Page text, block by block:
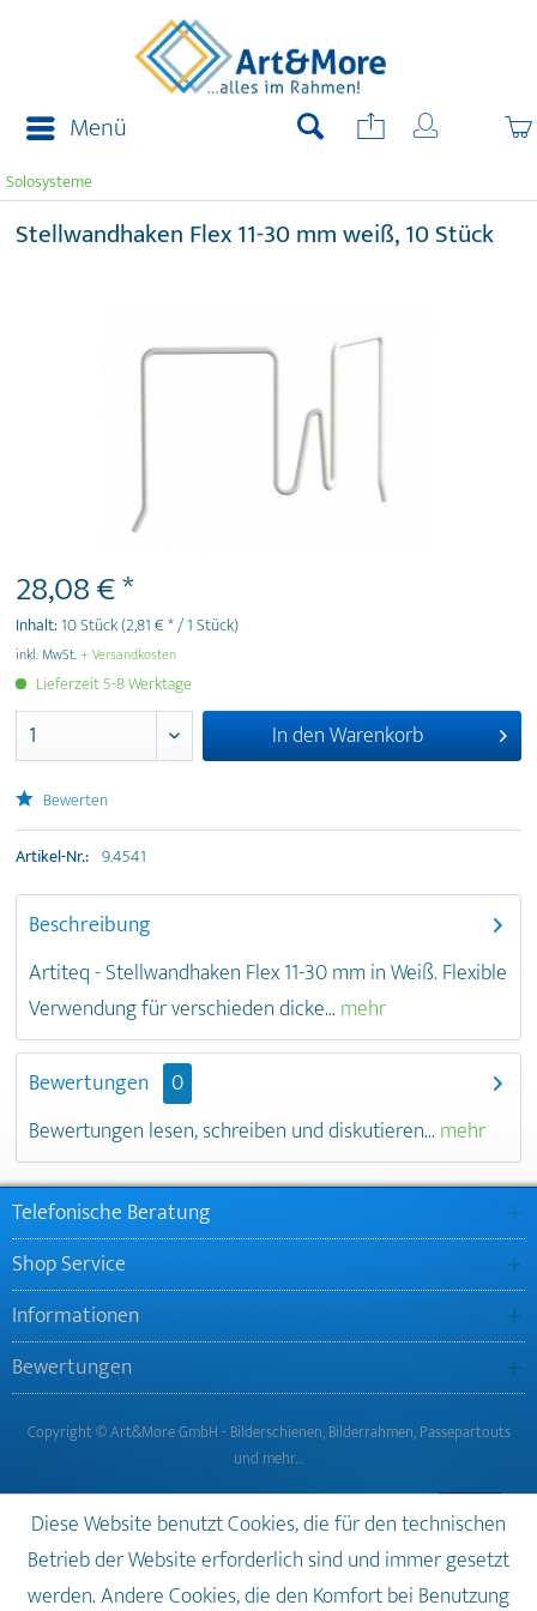
Menü
Solosysteme
Stellwandhaken Flex 11-30 mm weiß, 10 Stück
28,08 € *
Inhalt:10 Stück(2,81 € * / 1 Stück)
inkl. MwSt.+ Versandkosten
Lieferzeit 5-8 Werktage
In denWarenkorb
Bewerten
Artikel-Nr.: 9.4541
Beschreibung
Artiteq - Stellwandhaken Flex 11-30 mm in Weiß. Flexible
Verwendung für verschieden dicke... mehr
Bewertungen
0
Bewertungen lesen, schreiben und diskutieren... mehr
Telefonische Beratung
Shop Service
Informationen
Bewertungen
Copyright © Art&More GmbH - Bilderschienen, Bilderrahmen, Passepartouts
und mehr…
Diese Website benutzt Cookies, die für den technischen
Betrieb der Website erforderlich sind und immer gesetzt
werden. Andere Cookies, die den Komfort bei Benutzung